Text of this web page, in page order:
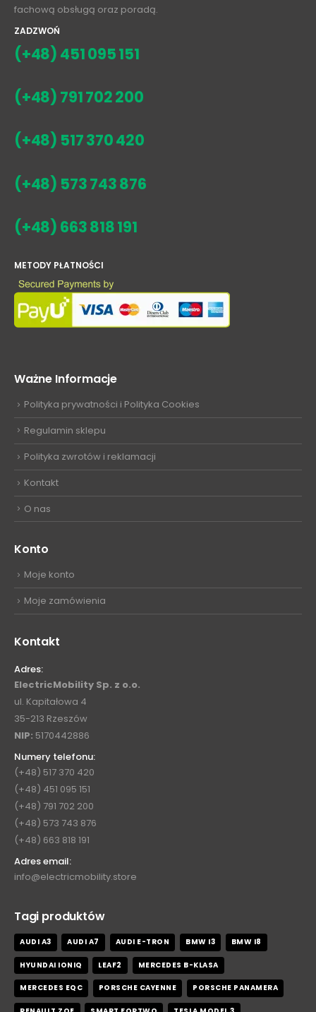
fachową obsługą oraz poradą.
ZADZWOŃ
(+48) 451 095 151
(+48) 791 702 200
(+48) 517 370 420
(+48) 573 743 876
(+48) 663 818 191
METODY PŁATNOŚCI
Ważne Informacje
Polityka prywatności i Polityka Cookies
Regulamin sklepu
Polityka zwrotów i reklamacji
Kontakt
O nas
Konto
Moje konto
Moje zamówienia
Kontakt
Adres:
ElectricMobility Sp. z o.o.
ul. Kapitałowa 4
35-213 Rzeszów
NIP: 5170442886
Numery telefonu:
(+48) 517 370 420
(+48) 451 095 151
(+48) 791 702 200
(+48) 573 743 876
(+48) 663 818 191
Adres email:
info@electricmobility.store
Tagi produktów
AUDI A3 AUDI A7 AUDI E-TRON BMW I3 BMW I8
HYUNDAI IONIQ LEAF2 MERCEDES B-KLASA
MERCEDES EQC PORSCHE CAYENNE PORSCHE PANAMERA